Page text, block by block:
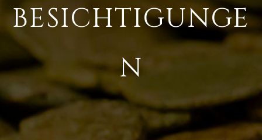
BESICHTIGUNGE
N